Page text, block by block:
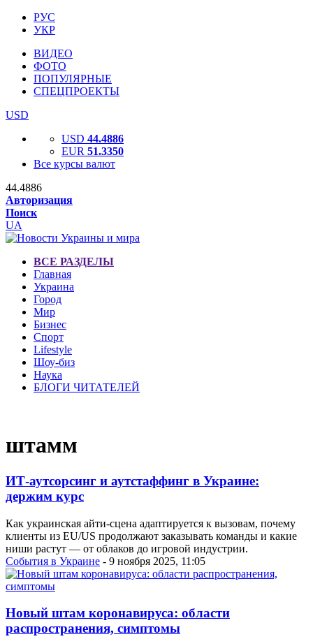
РУС
УКР
ВИДЕО
ФОТО
ПОПУЛЯРНЫЕ
СПЕЦПРОЕКТЫ
USD
USD 44.4886
EUR 51.3350
Все курсы валют
44.4886
Авторизация
Поиск
UA
ВСЕ РАЗДЕЛЫ
Главная
Украина
Город
Мир
Бизнес
Спорт
Lifestyle
Шоу-биз
Наука
БЛОГИ ЧИТАТЕЛЕЙ
штамм
ИТ-аутсорсинг и аутстаффинг в Украине:
держим курс
Как украинская айти-сцена адаптируется к вызовам, почему
клиенты из EU/US продолжают заказывать команды и какие
ниши растут — от облаков до игровой индустрии.
События в Украине - 9 ноября 2025, 11:05
Новый штам коронавируса: области
распространения, симптомы